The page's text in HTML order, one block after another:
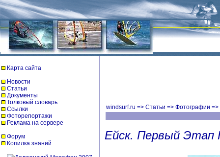
Карта сайта
Новости
Статьи
Документы
Толковый словарь
Ссылки
Фоторепортажи
Реклама на сервере
Форум
Копилка знаний
windsurf.ru => Статьи => Фотографии =>
Ейск. Первый Этап